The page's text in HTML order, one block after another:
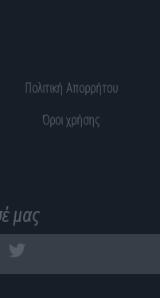
Πολιτική Απορρήτου
Όροι χρήσης
μας